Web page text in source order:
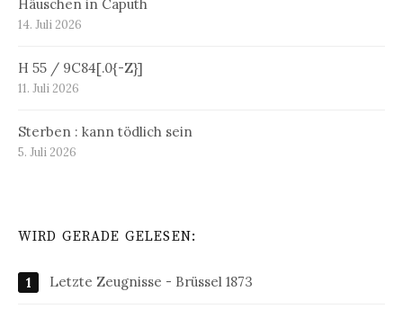
Häuschen in Caputh
14. Juli 2026
H 55 / 9C84[.0{-Z}]
11. Juli 2026
Sterben : kann tödlich sein
5. Juli 2026
WIRD GERADE GELESEN:
Letzte Zeugnisse - Brüssel 1873